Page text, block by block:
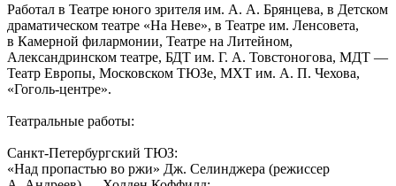
Работал в Театре юного зрителя им. А. А. Брянцева, в Детском
драматическом театре «На Неве», в Театре им. Ленсовета,
в Камерной филармонии, Театре на Литейном,
Александринском театре, БДТ им. Г. А. Товстоногова, МДТ —
Театр Европы, Московском ТЮЗе, МХТ им. А. П. Чехова,
«Гоголь-центре».
Театральные работы:
Санкт-Петербургский ТЮЗ:
«Над пропастью во ржи» Дж. Селинджера (режиссер